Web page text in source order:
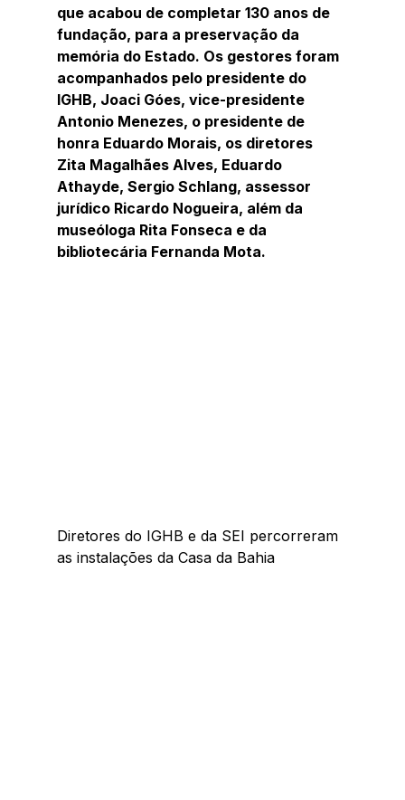
que acabou de completar 130 anos de
fundação, para a preservação da
memória do Estado. Os gestores foram
acompanhados pelo presidente do
IGHB, Joaci Góes, vice-presidente
Antonio Menezes, o presidente de
honra Eduardo Morais, os diretores
Zita Magalhães Alves, Eduardo
Athayde, Sergio Schlang, assessor
jurídico Ricardo Nogueira, além da
museóloga Rita Fonseca e da
bibliotecária Fernanda Mota.
Diretores do IGHB e da SEI percorreram
as instalações da Casa da Bahia